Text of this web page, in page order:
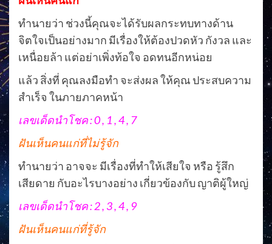
ทำนายว่า ช่วงนี้คุณจะได้รับผลกระทบทางด้าน
จิตใจเป็นอย่างมาก มีเรื่องให้ต้องปวดหัว กังวล และ
เหนื่อยล้า แต่อย่าเพิ่งท้อใจ อดทนอีกหน่อย
แล้ว สิ่งที่ คุณลงมือทำ จะส่งผล ให้คุณ ประสบความ
สำเร็จ ในภายภาคหน้า
เลขเด็ดนำโชค : 0 , 1 , 4 , 7
ฝันเห็นคนแก่ที่ไม่รู้จัก
ทำนายว่า อาจจะ มีเรื่องที่ทำให้เสียใจ หรือ รู้สึก
เสียดาย กับอะไรบางอย่าง เกี่ยวข้องกับ ญาติผู้ใหญ่
เลขเด็ดนำโชค : 2 , 3 , 4 , 9
ฝันเห็นคนแก่ที่รู้จัก